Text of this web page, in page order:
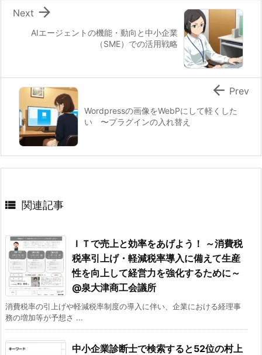
AIエージェントの機能・動向と中小企業
（SME）での活用戦略

Next
Wordpressの画像をWebPにして軽くした
い 〜プラグインの入れ替え
 Prev
 関連記事
ＩＴで売上と効率をあげよう！ ～消費税
税率引上げ・軽減税率導入に備えて生産
性を向上して経営力を強化するために～
@泉大津商工会議所
消費税率の引上げや軽減税率制度の導入に伴い、企業における経理事
務の増加等が予想さ ...
中小企業診断士で検索すると52位の村上